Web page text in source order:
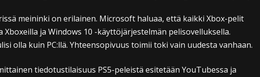
meininki on erilainen. Microsoft haluaa, että kaikki Xbox-pelit
Xboxeilla ja Windows 10 -käyttöjärjestelmän pelisovelluksella.
olla kuin PC:llä. Yhteensopivuus toimii toki vain uudesta vanhaan.
tiedotustilaisuus PS5-peleistä esitetään YouTubessa ja